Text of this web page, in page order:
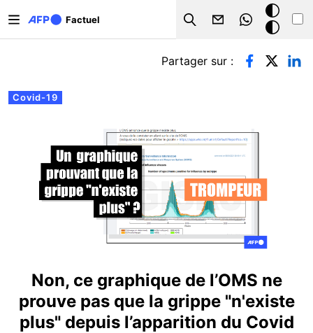
Factuel
Search
Mode
sombre
Onglets principaux
Covid-19
Partager sur :
Non, ce graphique de l’OMS ne
prouve pas que la grippe "n'existe
plus" depuis l’apparition du Covid